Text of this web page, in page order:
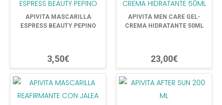
APIVITA MASCARILLA
ESPRESS BEAUTY PEPINO
3,50€
APIVITA MEN CARE GEL-
CREMA HIDRATANTE 50ML
23,00€